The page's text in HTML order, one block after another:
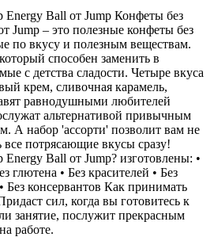
Energy Ball от Jump Конфеты без
Jump – это полезные конфеты без
по вкусу и полезным веществам.
способен заменить в
с детства сладости. Четыре вкуса
крем, сливочная карамель,
равнодушными любителей
альтернативой привычным
А набор 'ассорти' позволит вам не
все потрясающие вкусы сразу!
Energy Ball от Jump? изготовлены: •
глютена • Без красителей • Без
Без консервантов Как принимать
сил, когда вы готовитесь к
занятие, послужит прекрасным
работе.